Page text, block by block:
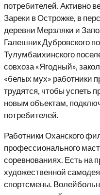
потребителей. Активно
Зареки в Острожке, в
деревни Мерзляки и
Галешник Дубровского
Тулумбаихинского
совхоза «Ягодный»,
«белых мух» работники
трудятся, чтобы успеть
новым объектам,
потребителей.
Работники Оханского
профессионального
соревнованиях. Есть на
художественной
спортсмены.